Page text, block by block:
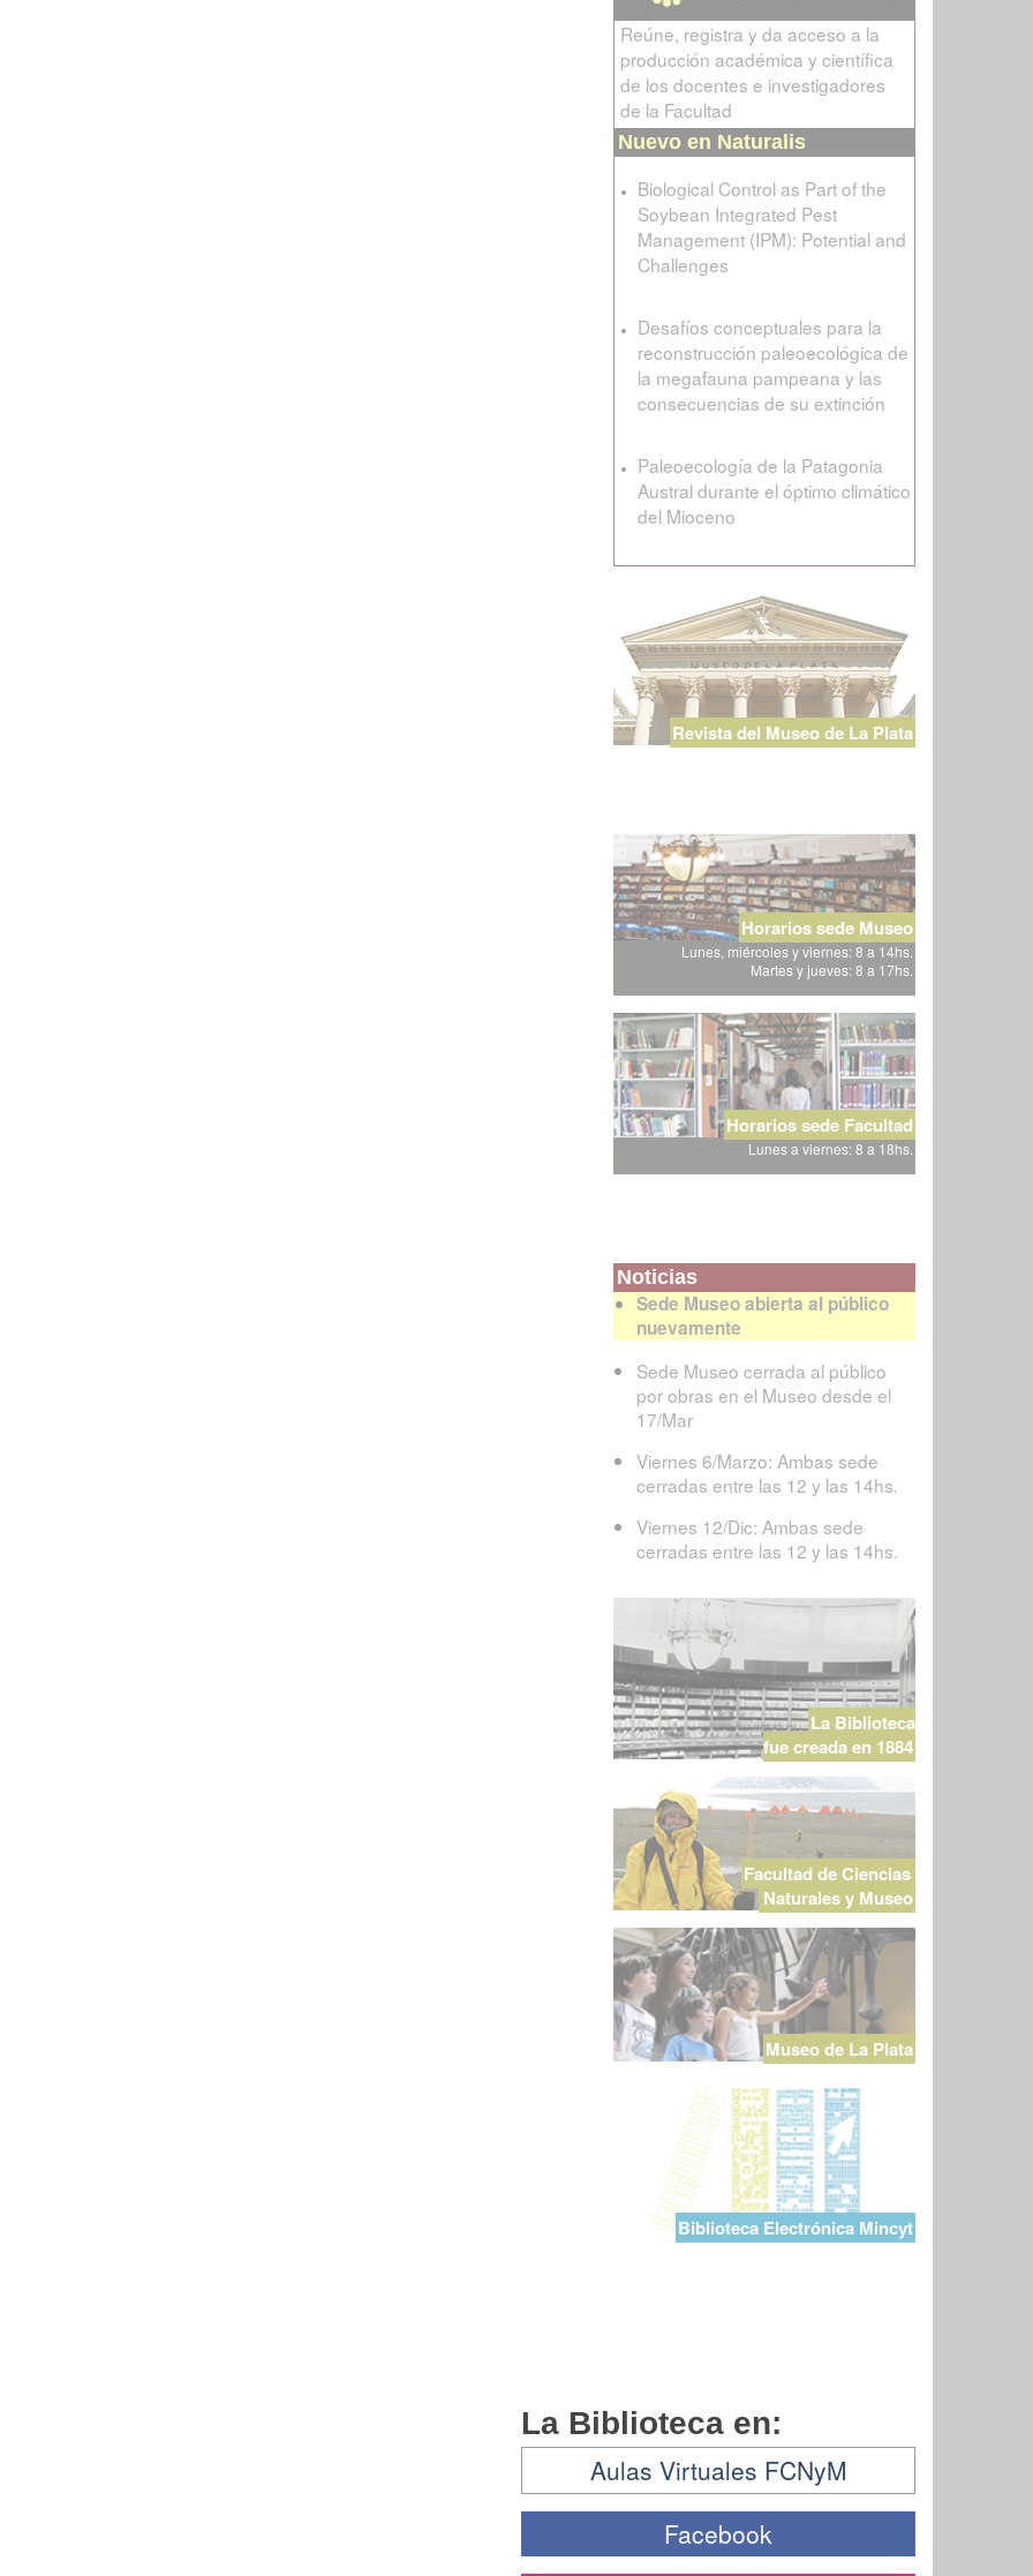
Reúne, registra y da acceso a la
producción académica y científica
de los docentes e investigadores
de la Facultad
Nuevo en Naturalis
Biological Control as Part of the
Soybean Integrated Pest
Management (IPM): Potential and
Challenges
Desafíos conceptuales para la
reconstrucción paleoecológica de
la megafauna pampeana y las
consecuencias de su extinción
Paleoecología de la Patagonia
Austral durante el óptimo climático
del Mioceno
Revista del Museo de La Plata
Horarios sede Museo
Lunes, miércoles y viernes: 8 a 14hs.
Martes y jueves: 8 a 17hs.
Horarios sede Facultad
Lunes a viernes: 8 a 18hs.
Noticias
Sede Museo abierta al público
nuevamente
Sede Museo cerrada al público
por obras en el Museo desde el
17/Mar
Viernes 6/Marzo: Ambas sede
cerradas entre las 12 y las 14hs.
Viernes 12/Dic: Ambas sede
cerradas entre las 12 y las 14hs.
La Biblioteca
fue creada en 1884
Facultad de Ciencias
Naturales y Museo
Museo de La Plata
Biblioteca Electrónica Mincyt
La Biblioteca en:
Aulas Virtuales FCNyM
Facebook